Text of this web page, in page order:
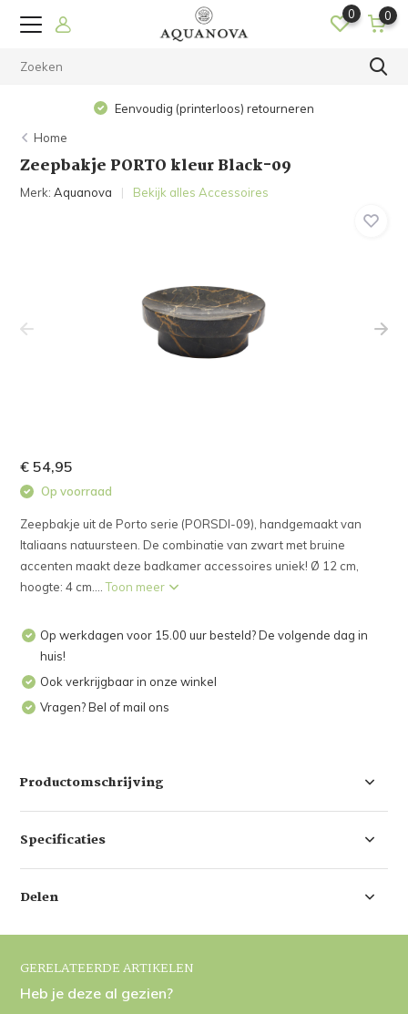
0 0
Eenvoudig (printerloos) retourneren
Home
Zeepbakje PORTO kleur Black-09
Merk:Aquanova Bekijk alles Accessoires
€ 54,95
Op voorraad
Zeepbakje uit de Porto serie (PORSDI-09), handgemaakt van
Italiaans natuursteen. De combinatie van zwart met bruine
accenten maakt deze badkamer accessoires uniek! Ø 12 cm,
hoogte: 4 cm....Toon meer
Op werkdagen voor 15.00 uur besteld? De volgende dag in
huis!
Ook verkrijgbaar in onze winkel
Vragen? Bel of mail ons
Productomschrijving
Specificaties
Delen
GERELATEERDE ARTIKELEN
Heb je deze al gezien?